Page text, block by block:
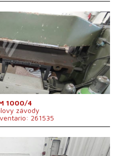
4 mm
de doblarelectro-mechanical
No
1000/4
závody
261535
1981